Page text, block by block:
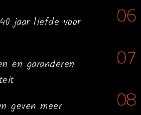
jaar liefde voor
en garanderen
geven meer
06
07
08